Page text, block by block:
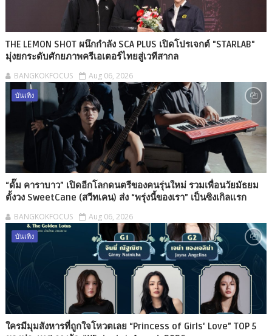
THE LEMON SHOT ผนึกกำลัง SCA PLUS เปิดโปรเจกต์ "STARLAB"
มุ่งยกระดับศักยภาพครีเอเตอร์ไทยสู่เวทีสากล
BANGKOKFOCUS Aug 06, 2026
บันเทิง
“ดั๊ม คาราบาว” เปิดอีกโลกดนตรีของคนรุ่นใหม่ รวมเพื่อนวัยมัธยม
ตั้งวง SweetCane (สวีทเคน) ส่ง “พรุ่งนี้ของเรา” เป็นซิงเกิลแรก
BANGKOKFOCUS Aug 06, 2026
บันเทิง
ใครมีมุมสังหารที่ถูกใจโหวตเลย “Princess of Girls' Love” TOP 5